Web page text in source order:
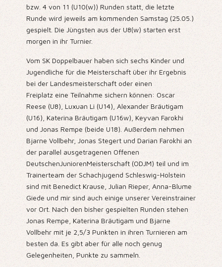
bzw. 4 von 11 (U10(w)) Runden statt, die letzte
Runde wird jeweils am kommenden Samstag (25.05.)
gespielt. Die Jüngsten aus der U8(w) starten erst
morgen in ihr Turnier.
Vom SK Doppelbauer haben sich sechs Kinder und
Jugendliche für die Meisterschaft über ihr Ergebnis
bei der Landesmeisterschaft oder einen
Freiplatz eine Teilnahme sichern können: Oscar
Reese (U8), Luxuan Li (U14), Alexander Bräutigam
(U16), Katerina Bräutigam (U16w), Keyvan Farokhi
und Jonas Rempe (beide U18). Außerdem nehmen
Bjarne Vollbehr, Jonas Stegert und Darian Farokhi an
der parallel ausgetragenen Offenen
DeutschenJuniorenMeisterschaft (ODJM) teil und im
Trainerteam der Schachjugend Schleswig-Holstein
sind mit Benedict Krause, Julian Rieper, Anna-Blume
Giede und mir sind auch einige unserer Vereinstrainer
vor Ort. Nach den bisher gespielten Runden stehen
Jonas Rempe, Katerina Bräutigam und Bjarne
Vollbehr mit je 2,5/3 Punkten in ihren Turnieren am
besten da. Es gibt aber für alle noch genug
Gelegenheiten, Punkte zu sammeln.